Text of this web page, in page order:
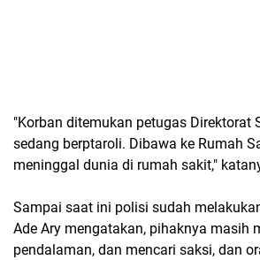
"Korban ditemukan petugas Direktorat
sedang berptaroli. Dibawa ke Rumah
meninggal dunia di rumah sakit,"
Sampai saat ini polisi sudah
Ade Ary mengatakan, pihaknya masih
pendalaman, dan mencari saksi, dan